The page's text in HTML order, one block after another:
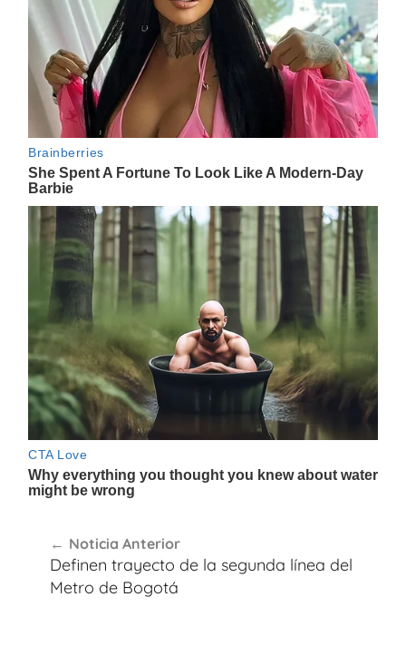
de
entradas
Noticia Anterior
Definen trayecto de la segunda línea del
Metro de Bogotá